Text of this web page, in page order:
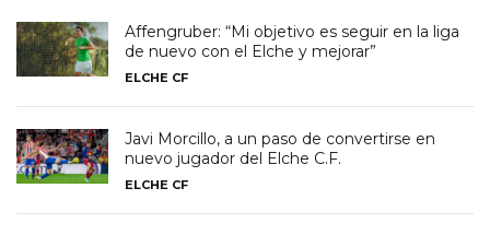
Affengruber: “Mi objetivo es seguir en la liga
de nuevo con el Elche y mejorar”
ELCHE CF
Javi Morcillo, a un paso de convertirse en
nuevo jugador del Elche C.F.
ELCHE CF